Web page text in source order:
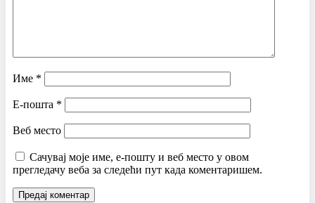
Име *
Е-пошта *
Веб место
Сачувај моје име, е-пошту и веб место у овом
прегледачу веба за следећи пут када коментаришем.